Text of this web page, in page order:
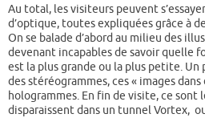
Au total, les visiteurs peuvent
d’optique, toutes expliquées grâce à
On se balade d’abord au milieu des
devenant incapables de savoir quelle
est la plus grande ou la plus petite. Un
des stéréogrammes, ces « images dans
hologrammes. En fin de visite, ce sont
disparaissent dans un tunnel Vortex,